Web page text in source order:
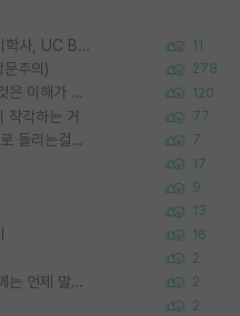
Korea University 수학, 컴퓨터과학 이학사, UC Berkeley 산업공학 대학원 공학박사가 되는 것은 쉽지 않겠죠? 11
주의) 278
대학원생들 교수에게 가스라이팅 당한 것은 이해가 갑니다. 안타깝네요. 120
착각하는 거 77
왜 후배가 못하는걸 교수님은 내 책임으로 돌리는걸까요? 7
17
9
13
16
2
타대학원 컨텍 준비중인데, 지도교수님께는 언제 말씀드려야 할까요? 2
2